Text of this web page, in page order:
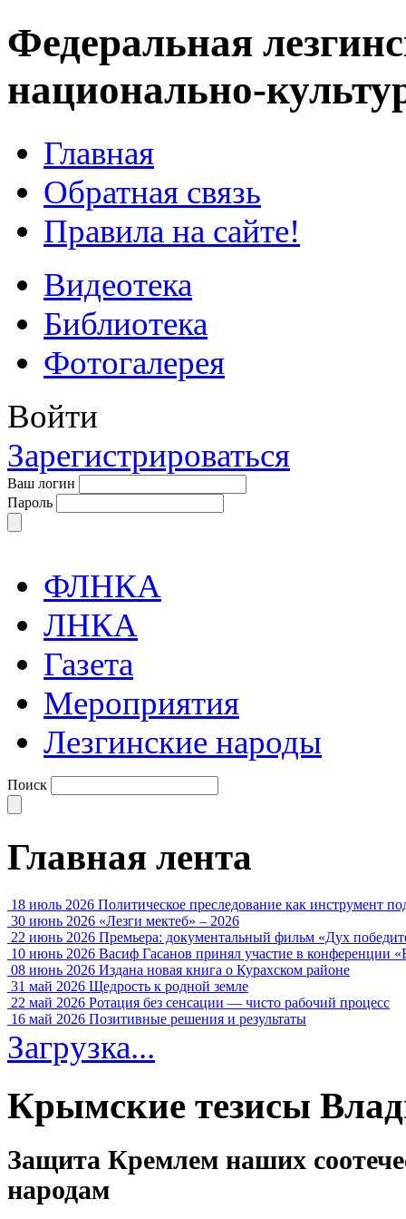
Федеральная
национально-
Главная
Обратная связь
Правила на сайте!
Видеотека
Библиотека
Фотогалерея
Войти
Зарегистрироваться
Ваш логин
Пароль
ФЛНКА
ЛНКА
Газета
Мероприятия
Лезгинские народы
Поиск
Главная лента
18 июль 2026 Политическое преследование как инструмент
30 июнь 2026 «Лезги мектеб» – 2026
22 июнь 2026 Премьера: документальный фильм «Дух
10 июнь 2026 Васиф Гасанов принял участие в конференции
08 июнь 2026 Издана новая книга о Курахском районе
31 май 2026 Щедрость к родной земле
22 май 2026 Ротация без сенсации — чисто рабочий процесс
16 май 2026 Позитивные решения и результаты
Загрузка...
Крымские тезисы
Защита Кремлем наших
народам